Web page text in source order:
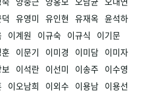
유영미 유인현 유재옥 윤석하
이계원 이규숙 이규식
이기문
이문기 이미경 이미담 이미자
보 이석란 이선미 이송주 이수영
이오남희 이외수 이용남 이용선